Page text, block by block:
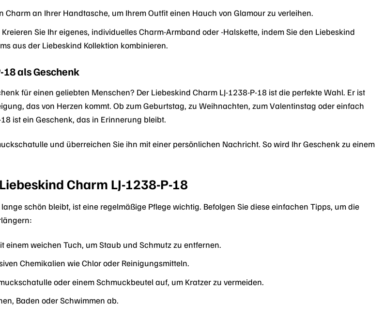
Charm an Ihrer Handtasche, um Ihrem Outfit einen Hauch von Glamour zu verleihen.
Kreieren Sie Ihr eigenes, individuelles Charm-Armband oder -Halskette, indem Sie den Liebeskind
aus der Liebeskind Kollektion kombinieren.
als Geschenk
für einen geliebten Menschen? Der Liebeskind Charm LJ-1238-P-18 ist die perfekte Wahl. Er ist
das von Herzen kommt. Ob zum Geburtstag, zu Weihnachten, zum Valentinstag oder einfach
ist ein Geschenk, das in Erinnerung bleibt.
und überreichen Sie ihn mit einer persönlichen Nachricht. So wird Ihr Geschenk zu einem
Charm LJ-1238-P-18
schön bleibt, ist eine regelmäßige Pflege wichtig. Befolgen Sie diese einfachen Tipps, um die
einem weichen Tuch, um Staub und Schmutz zu entfernen.
Chemikalien wie Chlor oder Reinigungsmitteln.
oder einem Schmuckbeutel auf, um Kratzer zu vermeiden.
Baden oder Schwimmen ab.